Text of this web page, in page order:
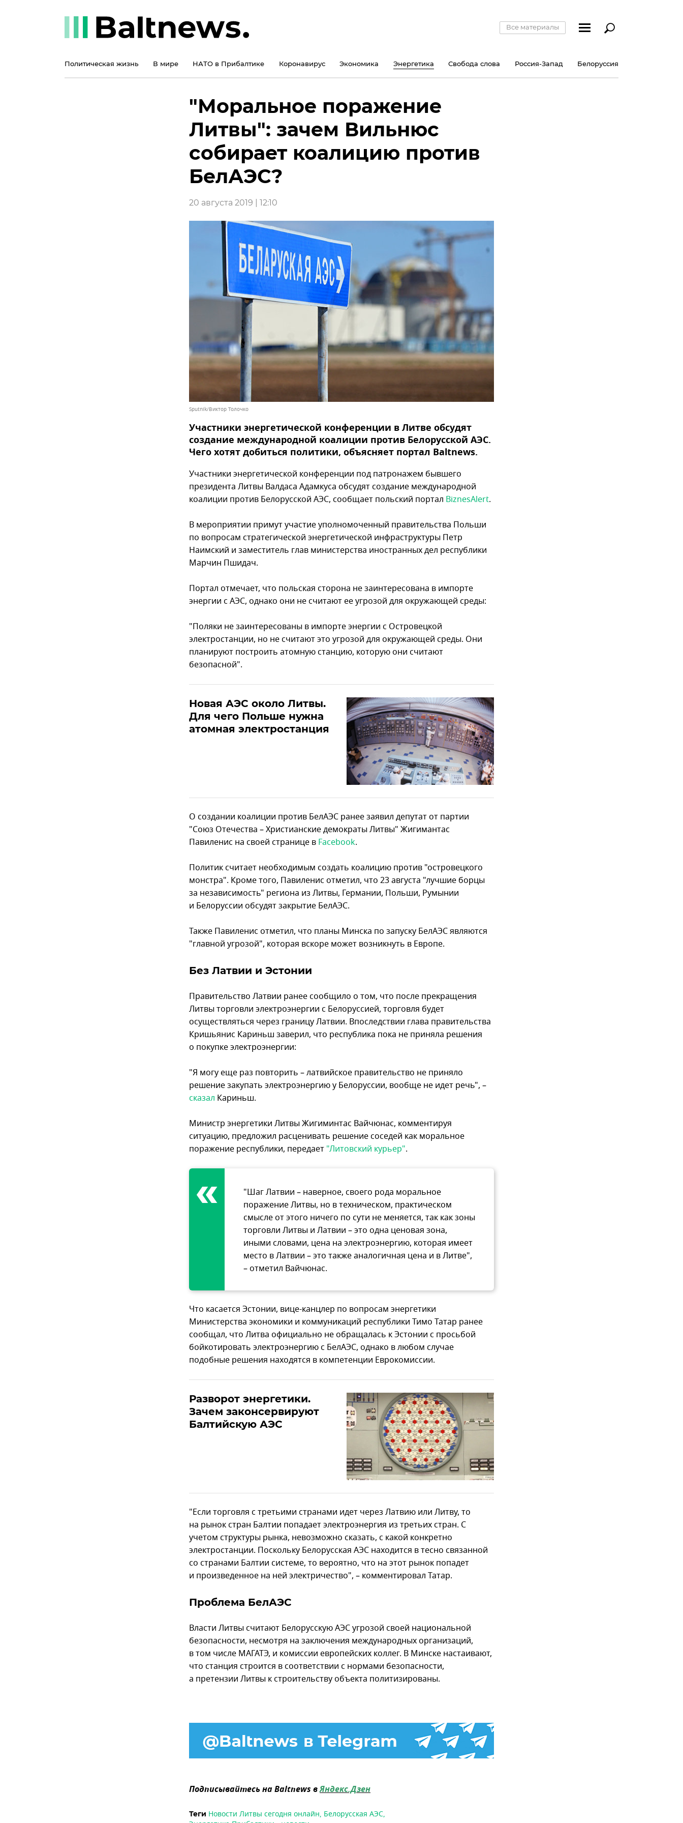
Все материалы
Политическая жизнь В мире НАТО в Прибалтике Коронавирус Экономика Энергетика Свобода слова Россия-Запад Белоруссия
"Моральное поражение
Литвы": зачем Вильнюс
собирает коалицию против
БелАЭС?
20 августа 2019 | 12:10
Sputnik/Виктор Толочко
Участники энергетической конференции в Литве обсудят
создание международной коалиции против Белорусской АЭС.
Чего хотят добиться политики, объясняет портал Baltnews.
Участники энергетической конференции под патронажем бывшего
президента Литвы Валдаса Адамкуса обсудят создание международной
коалиции против Белорусской АЭС, сообщает польский портал BiznesAlert.
В мероприятии примут участие уполномоченный правительства Польши
по вопросам стратегической энергетической инфраструктуры Петр
Наимский и заместитель глав министерства иностранных дел республики
Марчин Пшидач.
Портал отмечает, что польская сторона не заинтересована в импорте
энергии с АЭС, однако они не считают ее угрозой для окружающей среды:
"Поляки не заинтересованы в импорте энергии с Островецкой
электростанции, но не считают это угрозой для окружающей среды. Они
планируют построить атомную станцию, которую они считают
безопасной".
Новая АЭС около Литвы.
Для чего Польше нужна
атомная электростанция
О создании коалиции против БелАЭС ранее заявил депутат от партии
"Союз Отечества – Христианские демократы Литвы" Жигимантас
Павиленис на своей странице в Facebook.
Политик считает необходимым создать коалицию против "островецкого
монстра". Кроме того, Павиленис отметил, что 23 августа "лучшие борцы
за независимость" региона из Литвы, Германии, Польши, Румынии
и Белоруссии обсудят закрытие БелАЭС.
Также Павиленис отметил, что планы Минска по запуску БелАЭС являются
"главной угрозой", которая вскоре может возникнуть в Европе.
Без Латвии и Эстонии
Правительство Латвии ранее сообщило о том, что после прекращения
Литвы торговли электроэнергии с Белоруссией, торговля будет
осуществляться через границу Латвии. Впоследствии глава правительства
Кришьянис Кариньш заверил, что республика пока не приняла решения
о покупке электроэнергии:
"Я могу еще раз повторить – латвийское правительство не приняло
решение закупать электроэнергию у Белоруссии, вообще не идет речь", –
сказал Кариньш.
Министр энергетики Литвы Жигиминтас Вайчюнас, комментируя
ситуацию, предложил расценивать решение соседей как моральное
поражение республики, передает "Литовский курьер".
"Шаг Латвии – наверное, своего рода моральное
поражение Литвы, но в техническом, практическом
смысле от этого ничего по сути не меняется, так как зоны
торговли Литвы и Латвии – это одна ценовая зона,
иными словами, цена на электроэнергию, которая имеет
место в Латвии – это также аналогичная цена и в Литве",
– отметил Вайчюнас.
Что касается Эстонии, вице-канцлер по вопросам энергетики
Министерства экономики и коммуникаций республики Тимо Татар ранее
сообщал, что Литва официально не обращалась к Эстонии с просьбой
бойкотировать электроэнергию с БелАЭС, однако в любом случае
подобные решения находятся в компетенции Еврокомиссии.
Разворот энергетики.
Зачем законсервируют
Балтийскую АЭС
"Если торговля с третьими странами идет через Латвию или Литву, то
на рынок стран Балтии попадает электроэнергия из третьих стран. С
учетом структуры рынка, невозможно сказать, с какой конкретно
электростанции. Поскольку Белорусская АЭС находится в тесно связанной
со странами Балтии системе, то вероятно, что на этот рынок попадет
и произведенное на ней электричество", – комментировал Татар.
Проблема БелАЭС
Власти Литвы считают Белорусскую АЭС угрозой своей национальной
безопасности, несмотря на заключения международных организаций,
в том числе МАГАТЭ, и комиссии европейских коллег. В Минске настаивают,
что станция строится в соответствии с нормами безопасности,
а претензии Литвы к строительству объекта политизированы.
Подписывайтесь на Baltnews вЯндекс.Дзен
Теги Новости Литвы сегодня онлайн, Белорусская АЭС,